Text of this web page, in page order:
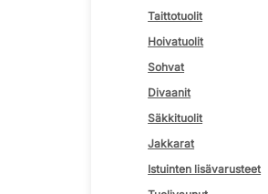
Taittotuolit
Hoivatuolit
Sohvat
Divaanit
Säkkituolit
Jakkarat
Istuinten lisävarusteet